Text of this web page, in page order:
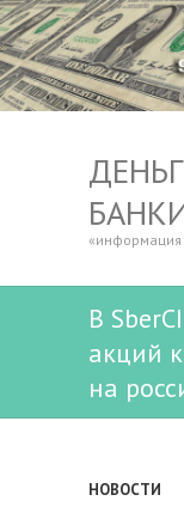
«информация
В
акций
на
НОВОСТИ